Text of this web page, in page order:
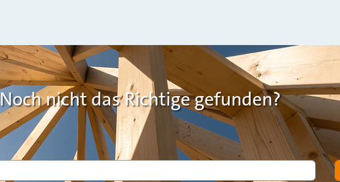
Noch nicht das Richtige gefunden?